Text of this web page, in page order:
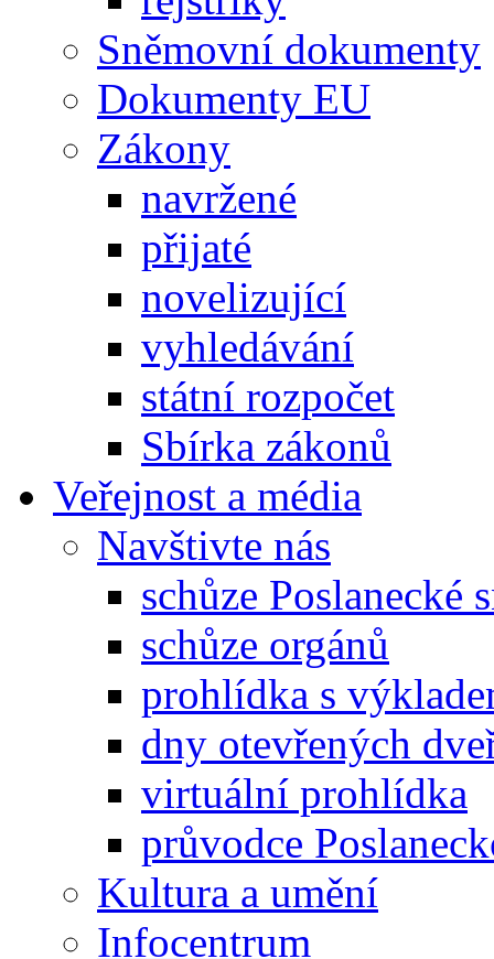
Sněmovní dokumenty
Dokumenty EU
Zákony
navržené
přijaté
novelizující
vyhledávání
státní rozpočet
Sbírka zákonů
Veřejnost a média
Navštivte nás
schůze Poslanecké
schůze orgánů
prohlídka s
dny otevřených
virtuální prohlídka
průvodce
Kultura a umění
Infocentrum